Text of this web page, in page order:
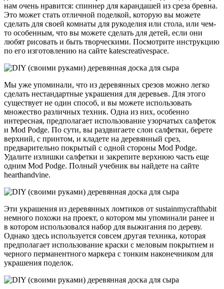
нам очень нравится: спиннер для карандашей из среза бревна.
Это может стать отличной поделкой, которую вы можете
сделать для своей комнаты для рукоделия или стола, или чем-
то особенным, что вы можете сделать для детей, если они
любят рисовать и быть творческими. Посмотрите инструкцию
по его изготовлению на сайте katescreativespace.
Мы уже упоминали, что из деревянных срезов можно легко
сделать нестандартные украшения для деревьев. Для этого
существует не один способ, и вы можете использовать
множество различных техник. Одна из них, особенно
интересная, предполагает использование узорчатых салфеток
и Mod Podge. По сути, вы раздвигаете слои салфетки, берете
верхний, с принтом, и кладете на деревянный срез,
предварительно покрытый с одной стороны Mod Podge.
Удалите излишки салфетки и закрепите верхнюю часть еще
одним Mod Podge. Полный учебник вы найдете на сайте
hearthandvine.
Эти украшения из деревянных ломтиков от sustainmycrafthabit
немного похожи на проект, о котором мы упоминали ранее и
в котором использовался набор для выжигания по дереву.
Однако здесь используется совсем другая техника, которая
предполагает использование краски с меловым покрытием и
черного перманентного маркера с тонким наконечником для
украшения поделок.